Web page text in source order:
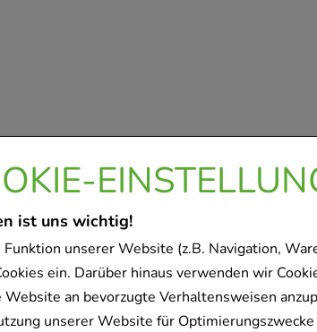
ist uns wichtig!
unserer Website (z.B. Navigation,
ein. Darüber hinaus verwenden wir
an bevorzugte Verhaltensweisen
unserer Website für